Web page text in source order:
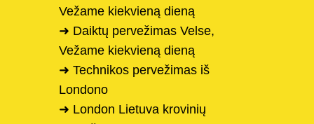
Vežame kiekvieną dieną
➜ Daiktų pervežimas Velse,
Vežame kiekvieną dieną
➜ Technikos pervežimas iš
Londono
➜ London Lietuva krovinių